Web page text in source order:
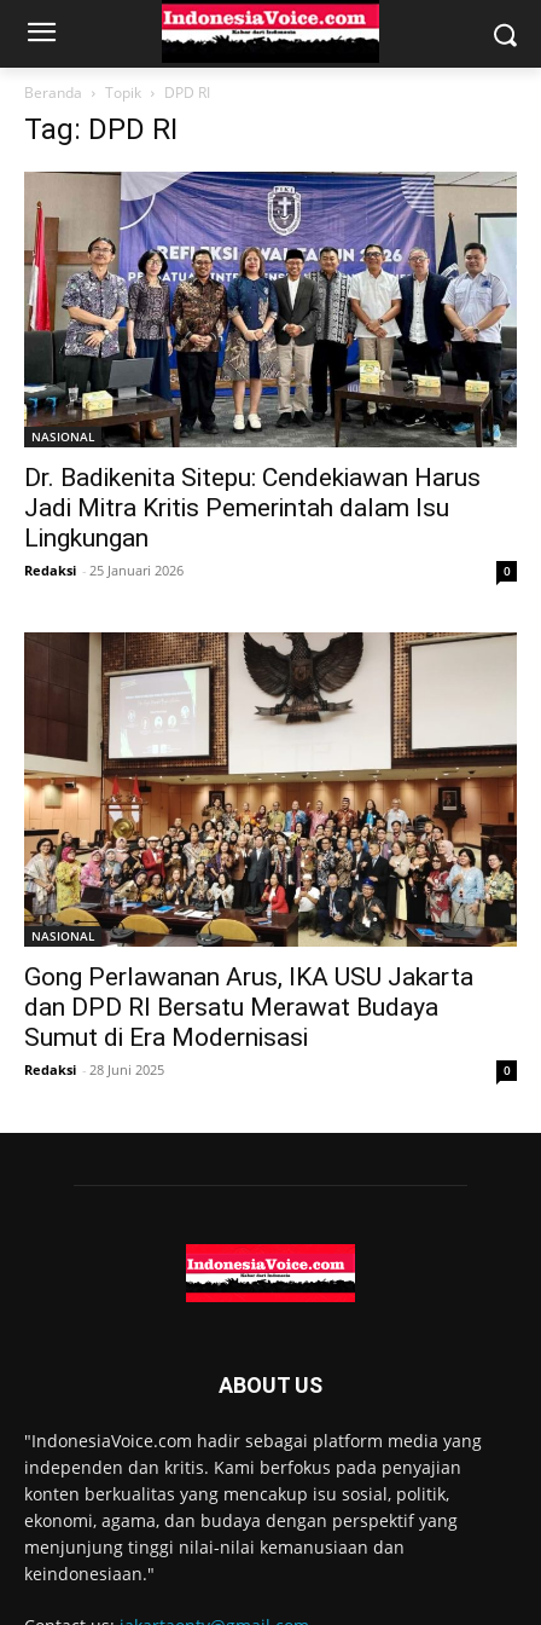
Beranda Topik DPD RI
Tag: DPD RI
NASIONAL
Dr. Badikenita Sitepu: Cendekiawan Harus
Jadi Mitra Kritis Pemerintah dalam Isu
Lingkungan
Redaksi - 25 Januari 2026 0
NASIONAL
Gong Perlawanan Arus, IKA USU Jakarta
dan DPD RI Bersatu Merawat Budaya
Sumut di Era Modernisasi
Redaksi - 28 Juni 2025 0
ABOUT US
"IndonesiaVoice.com hadir sebagai platform media yang
independen dan kritis. Kami berfokus pada penyajian
konten berkualitas yang mencakup isu sosial, politik,
ekonomi, agama, dan budaya dengan perspektif yang
menjunjung tinggi nilai-nilai kemanusiaan dan
keindonesiaan."